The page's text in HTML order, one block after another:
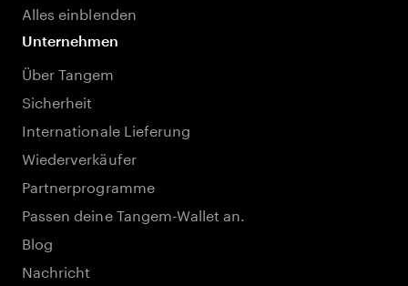
Alles einblenden
Unternehmen
Über Tangem
Sicherheit
Internationale Lieferung
Wiederverkäufer
Partnerprogramme
Passen deine Tangem-Wallet an.
Blog
Nachricht